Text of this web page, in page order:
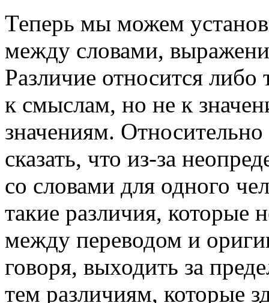
Теперь мы можем
между словами,
Различие относится либо
к смыслам, но не к
значениям. Относительно
сказать, что из-за
со словами для одного
такие различия, которые
между переводом и
говоря, выходить за
тем различиям, которые